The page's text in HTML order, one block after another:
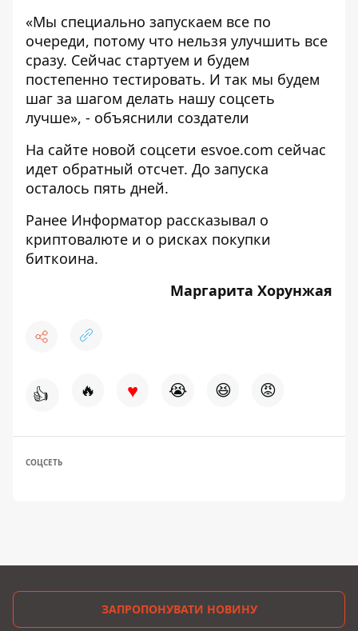
«Мы специально запускаем все по
очереди, потому что нельзя улучшить все
сразу. Сейчас стартуем и будем
постепенно тестировать. И так мы будем
шаг за шагом делать нашу соцсеть
лучше», - объяснили создатели
На сайте новой соцсети esvoe.com сейчас
идет обратный отсчет. До запуска
осталось пять дней.
Ранее Информатор рассказывал о
криптовалюте и о рисках покупки
биткоина.
Маргарита Хорунжая
👍 🔥 ♥ 😭 😆 😡
СОЦСЕТЬ
ЗАПРОПОНУВАТИ НОВИНУ